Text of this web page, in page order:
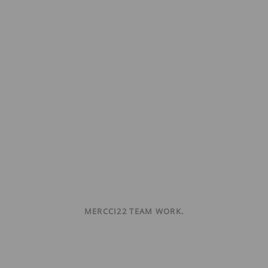
MERCCI22 TEAM WORK.